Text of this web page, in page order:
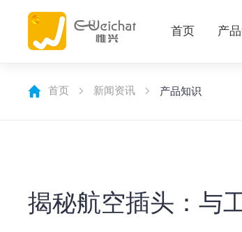
首页 产
首页 新闻资讯 产品知识
揭秘航空插头：与